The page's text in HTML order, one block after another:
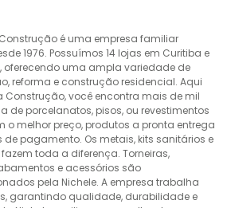
é uma empresa familiar
1976. Possuímos 14 lojas em Curitiba e
oferecendo uma ampla variedade de
reforma e construção residencial. Aqui
Construção, você encontra mais de mil
de porcelanatos, pisos, ou revestimentos
o melhor preço, produtos a pronta entrega
pagamento. Os metais, kits sanitários e
toda a diferença. Torneiras,
e acessórios são
pela Nichele. A empresa trabalha
garantindo qualidade, durabilidade e